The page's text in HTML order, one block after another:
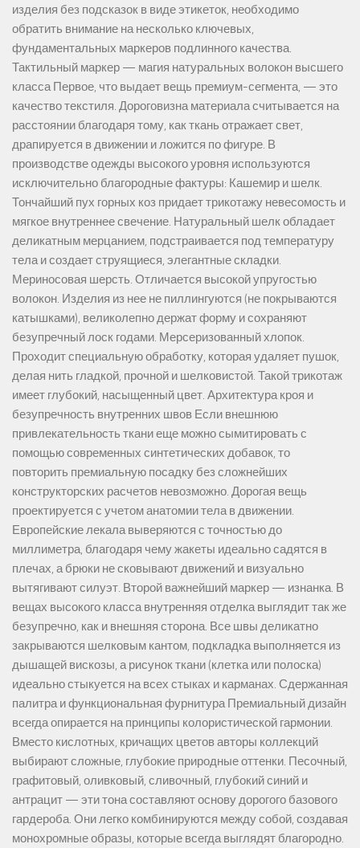
изделия без подсказок в виде этикеток, необходимо
обратить внимание на несколько ключевых,
фундаментальных маркеров подлинного качества.
Тактильный маркер — магия натуральных волокон высшего
класса Первое, что выдает вещь премиум-сегмента, — это
качество текстиля. Дороговизна материала считывается на
расстоянии благодаря тому, как ткань отражает свет,
драпируется в движении и ложится по фигуре. В
производстве одежды высокого уровня используются
исключительно благородные фактуры: Кашемир и шелк.
Тончайший пух горных коз придает трикотажу невесомость и
мягкое внутреннее свечение. Натуральный шелк обладает
деликатным мерцанием, подстраивается под температуру
тела и создает струящиеся, элегантные складки.
Мериносовая шерсть. Отличается высокой упругостью
волокон. Изделия из нее не пиллингуются (не покрываются
катышками), великолепно держат форму и сохраняют
безупречный лоск годами. Мерсеризованный хлопок.
Проходит специальную обработку, которая удаляет пушок,
делая нить гладкой, прочной и шелковистой. Такой трикотаж
имеет глубокий, насыщенный цвет. Архитектура кроя и
безупречность внутренних швов Если внешнюю
привлекательность ткани еще можно сымитировать с
помощью современных синтетических добавок, то
повторить премиальную посадку без сложнейших
конструкторских расчетов невозможно. Дорогая вещь
проектируется с учетом анатомии тела в движении.
Европейские лекала выверяются с точностью до
миллиметра, благодаря чему жакеты идеально садятся в
плечах, а брюки не сковывают движений и визуально
вытягивают силуэт. Второй важнейший маркер — изнанка. В
вещах высокого класса внутренняя отделка выглядит так же
безупречно, как и внешняя сторона. Все швы деликатно
закрываются шелковым кантом, подкладка выполняется из
дышащей вискозы, а рисунок ткани (клетка или полоска)
идеально стыкуется на всех стыках и карманах. Сдержанная
палитра и функциональная фурнитура Премиальный дизайн
всегда опирается на принципы колористической гармонии.
Вместо кислотных, кричащих цветов авторы коллекций
выбирают сложные, глубокие природные оттенки. Песочный,
графитовый, оливковый, сливочный, глубокий синий и
антрацит — эти тона составляют основу дорогого базового
гардероба. Они легко комбинируются между собой, создавая
монохромные образы, которые всегда выглядят благородно.